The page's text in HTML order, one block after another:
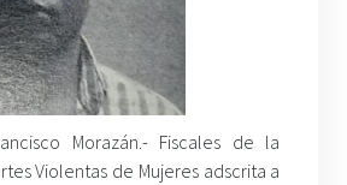
Morazán.- Fiscales de la
Violentas de Mujeres adscrita a